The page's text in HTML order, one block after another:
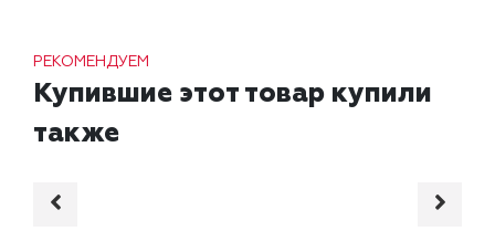
РЕКОМЕНДУЕМ
Купившие этот товар купили
также